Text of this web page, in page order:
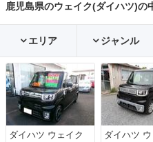
鹿児島県のウェイク(ダイハツ)の
エリア ジャンル
ダイハツ ウェイク
ダイハツ ウ